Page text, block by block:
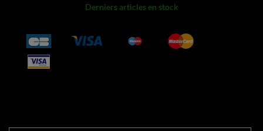
Derniers articles en stock